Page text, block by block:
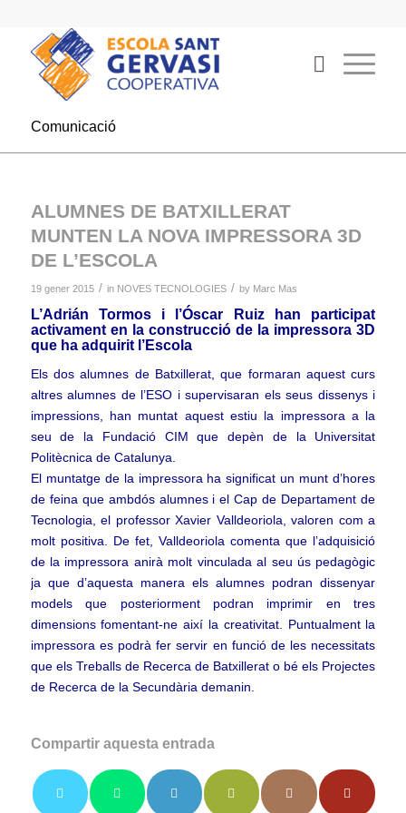
Comunicació
ALUMNES DE BATXILLERAT
MUNTEN LA NOVA IMPRESSORA 3D
DE L’ESCOLA
19 gener 2015 / in NOVES TECNOLOGIES / by Marc Mas
L’Adrián Tormos i l’Óscar Ruiz han participat
activament en la construcció de la impressora 3D
que ha adquirit l’Escola
Els dos alumnes de Batxillerat, que formaran aquest curs
altres alumnes de l’ESO i supervisaran els seus dissenys i
impressions, han muntat aquest estiu la impressora a la
seu de la Fundació CIM que depèn de la Universitat
Politècnica de Catalunya.
El muntatge de la impressora ha significat un munt d’hores
de feina que ambdós alumnes i el Cap de Departament de
Tecnologia, el professor Xavier Valldeoriola, valoren com a
molt positiva. De fet, Valldeoriola comenta que l’adquisició
de la impressora anirà molt vinculada al seu ús pedagògic
ja que d’aquesta manera els alumnes podran dissenyar
models que posteriorment podran imprimir en tres
dimensions fomentant-ne així la creativitat. Puntualment la
impressora es podrà fer servir en funció de les necessitats
que els Treballs de Recerca de Batxillerat o bé els Projectes
de Recerca de la Secundària demanin.
Compartir aquesta entrada